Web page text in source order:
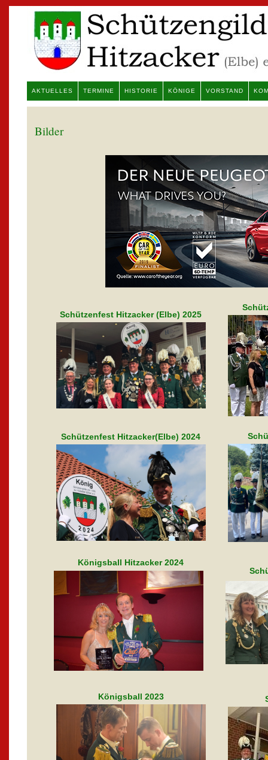
AKTUELLES TERMINE HISTORIE KÖNIGE VORSTAND
Bilder
Schützenfest Hitzacker (Elbe) 2025
Schützenfest Hitzacker(Elbe) 2024
Königsball Hitzacker 2024
Königsball 2023